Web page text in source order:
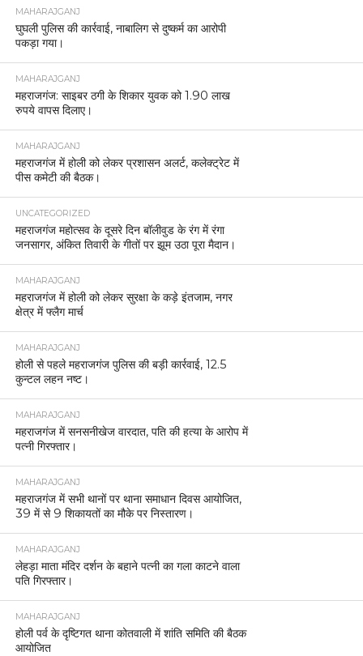
MAHARAJGANJ
घुघली पुलिस की कार्रवाई, नाबालिग से दुष्कर्म का आरोपी
पकड़ा गया।
MAHARAJGANJ
महराजगंज: साइबर ठगी के शिकार युवक को 1.90 लाख
रुपये वापस दिलाए।
MAHARAJGANJ
महराजगंज में होली को लेकर प्रशासन अलर्ट, कलेक्ट्रेट में
पीस कमेटी की बैठक।
UNCATEGORIZED
महराजगंज महोत्सव के दूसरे दिन बॉलीवुड के रंग में रंगा
जनसागर, अंकित तिवारी के गीतों पर झूम उठा पूरा मैदान।
MAHARAJGANJ
महराजगंज में होली को लेकर सुरक्षा के कड़े इंतजाम, नगर
क्षेत्र में फ्लैग मार्च
MAHARAJGANJ
होली से पहले महराजगंज पुलिस की बड़ी कार्रवाई, 12.5
कुन्टल लहन नष्ट।
MAHARAJGANJ
महराजगंज में सनसनीखेज वारदात, पति की हत्या के आरोप में
पत्नी गिरफ्तार।
MAHARAJGANJ
महराजगंज में सभी थानों पर थाना समाधान दिवस आयोजित,
39 में से 9 शिकायतों का मौके पर निस्तारण।
MAHARAJGANJ
लेहड़ा माता मंदिर दर्शन के बहाने पत्नी का गला काटने वाला
पति गिरफ्तार।
MAHARAJGANJ
होली पर्व के दृष्टिगत थाना कोतवाली में शांति समिति की बैठक
आयोजित